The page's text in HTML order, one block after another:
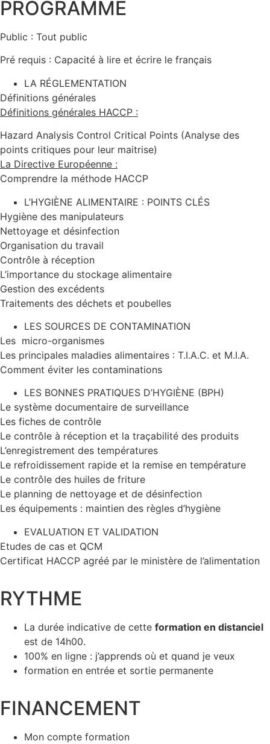
PROGRAMME
Public : Tout public
Pré requis : Capacité à lire et écrire le français
LA RÉGLEMENTATION
Définitions générales
Définitions générales HACCP :
Hazard Analysis Control Critical Points (Analyse des
points critiques pour leur maitrise)
La Directive Européenne :
Comprendre la méthode HACCP
L’HYGIÈNE ALIMENTAIRE : POINTS CLÉS
Hygiène des manipulateurs
Nettoyage et désinfection
Organisation du travail
Contrôle à réception
L’importance du stockage alimentaire
Gestion des excédents
Traitements des déchets et poubelles
LES SOURCES DE CONTAMINATION
Les micro-organismes
Les principales maladies alimentaires : T.I.A.C. et M.I.A.
Comment éviter les contaminations
LES BONNES PRATIQUES D’HYGIÈNE (BPH)
Le système documentaire de surveillance
Les fiches de contrôle
Le contrôle à réception et la traçabilité des produits
L’enregistrement des températures
Le refroidissement rapide et la remise en température
Le contrôle des huiles de friture
Le planning de nettoyage et de désinfection
Les équipements : maintien des règles d’hygiène
EVALUATION ET VALIDATION
Etudes de cas et QCM
Certificat HACCP agréé par le ministère de l’alimentation
RYTHME
La durée indicative de cette formation en distanciel
est de 14h00.
100% en ligne : j’apprends où et quand je veux
formation en entrée et sortie permanente
FINANCEMENT
Mon compte formation